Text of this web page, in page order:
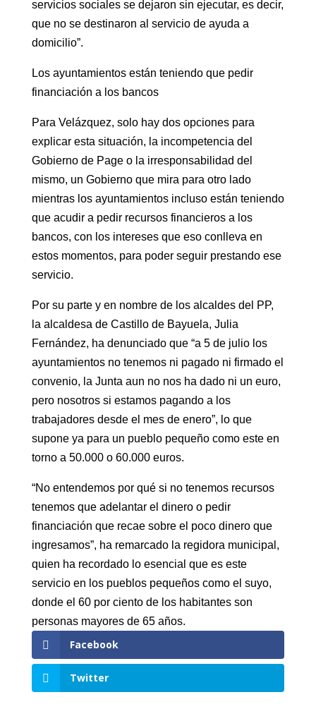
servicios sociales se dejaron sin ejecutar, es decir,
que no se destinaron al servicio de ayuda a
domicilio”.
Los ayuntamientos están teniendo que pedir
financiación a los bancos
Para Velázquez, solo hay dos opciones para
explicar esta situación, la incompetencia del
Gobierno de Page o la irresponsabilidad del
mismo, un Gobierno que mira para otro lado
mientras los ayuntamientos incluso están teniendo
que acudir a pedir recursos financieros a los
bancos, con los intereses que eso conlleva en
estos momentos, para poder seguir prestando ese
servicio.
Por su parte y en nombre de los alcaldes del PP,
la alcaldesa de Castillo de Bayuela, Julia
Fernández, ha denunciado que “a 5 de julio los
ayuntamientos no tenemos ni pagado ni firmado el
convenio, la Junta aun no nos ha dado ni un euro,
pero nosotros si estamos pagando a los
trabajadores desde el mes de enero”, lo que
supone ya para un pueblo pequeño como este en
torno a 50.000 o 60.000 euros.
“No entendemos por qué si no tenemos recursos
tenemos que adelantar el dinero o pedir
financiación que recae sobre el poco dinero que
ingresamos”, ha remarcado la regidora municipal,
quien ha recordado lo esencial que es este
servicio en los pueblos pequeños como el suyo,
donde el 60 por ciento de los habitantes son
personas mayores de 65 años.
Facebook
Twitter